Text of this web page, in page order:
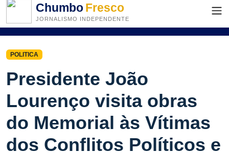
ChumboFresco
JORNALISMO INDEPENDENTE
POLITICA
Presidente João
Lourenço visita obras
do Memorial às Vítimas
dos Conflitos Políticos e